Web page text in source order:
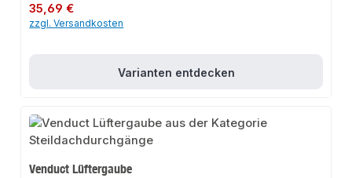
Regulärer Preis:
35,69 €
zzgl. Versandkosten
Varianten entdecken
Venduct Lüftergaube